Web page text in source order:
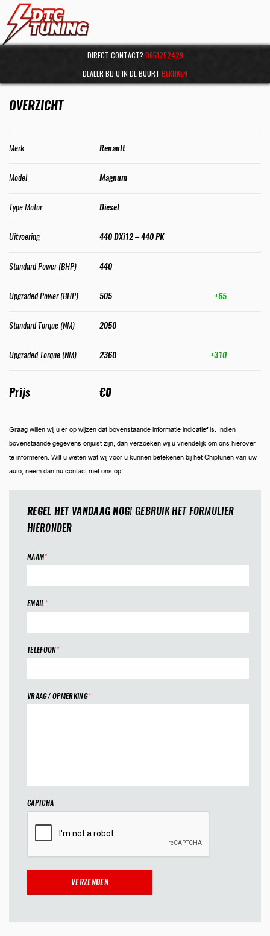
DIRECT CONTACT? 0651252429
DEALER BIJ U IN DE BUURT BEKIJKEN
OVERZICHT
Merk Renault
Model Magnum
Type Motor Diesel
Uitvoering 440 DXi12 – 440 PK
Standard Power (BHP) 440
Upgraded Power (BHP) 505 +65
Standard Torque (NM) 2050
Upgraded Torque (NM) 2360 +310
Prijs €0
Graag willen wij u er op wijzen dat bovenstaande informatie indicatief is. Indien
bovenstaande gegevens onjuist zijn, dan verzoeken wij u vriendelijk om ons hierover
te informeren. Wilt u weten wat wij voor u kunnen betekenen bij het Chiptunen van uw
auto, neem dan nu contact met ons op!
REGEL HET VANDAAG NOG!GEBRUIK HET FORMULIER
HIERONDER
NAAM*
EMAIL*
TELEFOON*
VRAAG/ OPMERKING*
CAPTCHA